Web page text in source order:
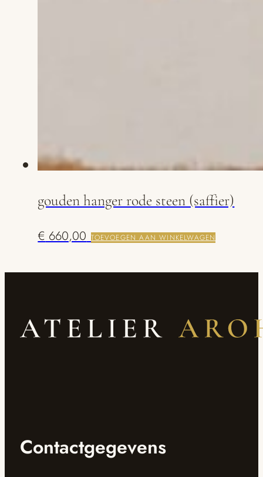
gouden hanger rode steen (saffier)
€ 660,00 TOEVOEGEN AAN WINKELWAGEN
Contactgegevens